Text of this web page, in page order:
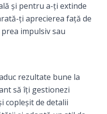
și pentru a-ți extinde
ți aprecierea față de
impulsiv sau
rezultate bune la
să îți gestionezi
copleșit de detalii